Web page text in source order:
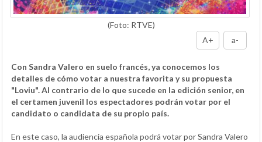
(Foto: RTVE)
A+
a-
Con Sandra Valero en suelo francés, ya conocemos los
detalles de cómo votar a nuestra favorita y su propuesta
"Loviu". Al contrario de lo que sucede en la edición senior, en
el certamen juvenil los espectadores podrán votar por el
candidato o candidata de su propio país.
En este caso, la audiencia española podrá votar por Sandra Valero